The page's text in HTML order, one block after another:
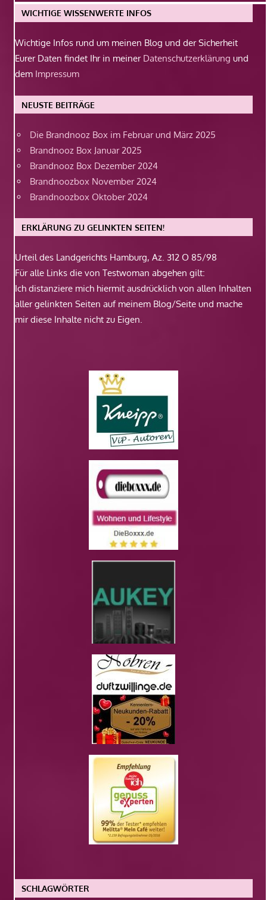
WICHTIGE WISSENWERTE INFOS
Wichtige Infos rund um meinen Blog und der Sicherheit
Eurer Daten findet Ihr in meiner Datenschutzerklärung und
dem Impressum
NEUSTE BEITRÄGE
Die Brandnooz Box im Februar und März 2025
Brandnooz Box Januar 2025
Brandnooz Box Dezember 2024
Brandnoozbox November 2024
Brandnoozbox Oktober 2024
ERKLÄRUNG ZU GELINKTEN SEITEN!
Urteil des Landgerichts Hamburg, Az. 312 O 85/98
Für alle Links die von Testwoman abgehen gilt:
Ich distanziere mich hiermit ausdrücklich von allen Inhalten
aller gelinkten Seiten auf meinem Blog/Seite und mache
mir diese Inhalte nicht zu Eigen.
SCHLAGWÖRTER